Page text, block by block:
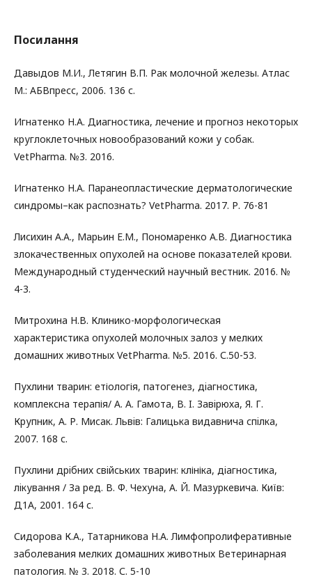
Посилання
Давыдов М.И., Летягин В.П. Рак молочной железы. Атлас
М.: АБВпресс, 2006. 136 с.
Игнатенко Н.А. Диагностика, лечение и прогноз некоторых
круглоклеточных новообразований кожи у собак.
VetPharma. №3. 2016.
Игнатенко Н.А. Паранеопластические дерматологические
синдромы–как распознать? VetPharma. 2017. Р. 76-81
Лисихин А.А., Марьин Е.М., Пономаренко А.В. Диагностика
злокачественных опухолей на основе показателей крови.
Международный студенческий научный вестник. 2016. №
4-3.
Митрохина Н.В. Клинико-морфологическая
характеристика опухолей молочных залоз у мелких
домашних животных VetPharma. №5. 2016. С.50-53.
Пухлини тварин: етіологія, патогенез, дiагностика,
комплексна терапія/ А. А. Гамота, В. I. Завiрюха, Я. Г.
Крупник, А. Р. Мисак. Львiв: Галицька видавнича спiлка,
2007. 168 с.
Пухлини дрiбних свiйських тварин: клініка, дiагностика,
лiкування / За ред. В. Ф. Чехуна, А. Й. Мазуркевича. Київ:
Д1А, 2001. 164 с.
Сидорова К.А., Татарникова Н.А. Лимфопролиферативные
заболевания мелких домашних животных Ветеринарная
патология. № 3. 2018. С. 5-10